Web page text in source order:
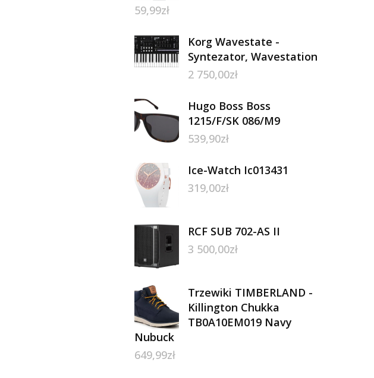
59,99zł
Korg Wavestate -
Syntezator, Wavestation
2 750,00zł
Hugo Boss Boss
1215/F/SK 086/M9
539,90zł
Ice-Watch Ic013431
319,00zł
RCF SUB 702-AS II
3 500,00zł
Trzewiki TIMBERLAND -
Killington Chukka
TB0A10EM019 Navy
Nubuck
649,99zł